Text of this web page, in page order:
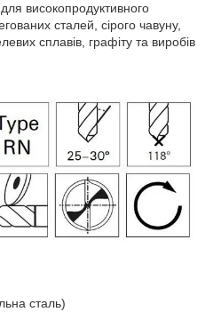
високопродуктивного
сталей, сірого чавуну,
сплавів, графіту та виробів
сталь)